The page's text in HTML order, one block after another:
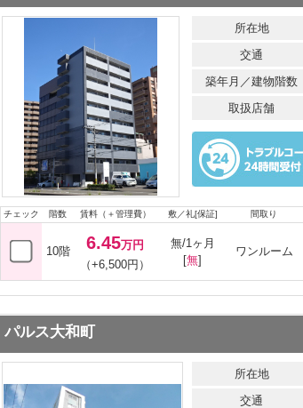
所在地
交通
築年月／建物階数
取扱店舗
チェック 階数 賃料（＋管理費） 敷／礼[保証] 間取り
10階 6.45万円
（+6,500円）
無/1ヶ月
[無]
ワンルーム
パルス大和町
所在地
交通